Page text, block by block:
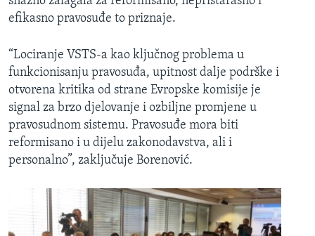
efikasno pravosuđe to priznaje.
“Lociranje VSTS-a kao ključnog problema u
funkcionisanju pravosuđa, upitnost dalje podrške i
otvorena kritika od strane Evropske komisije je
signal za brzo djelovanje i ozbiljne promjene u
pravosudnom sistemu. Pravosuđe mora biti
reformisano i u dijelu zakonodavstva, ali i
personalno”, zaključuje Borenović.